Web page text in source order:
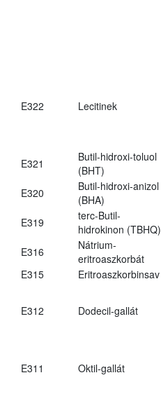
E322 Lecitinek
E321
Butil-hidroxi-toluol
(BHT)
E320
Butil-hidroxi-anizol
(BHA)
E319
terc-Butil-
hidrokinon (TBHQ)
E316
Nátrium-
eritroaszkorbát
E315
Eritroaszkorbinsav
E312 Dodecil-gallát
E311 Oktil-gallát